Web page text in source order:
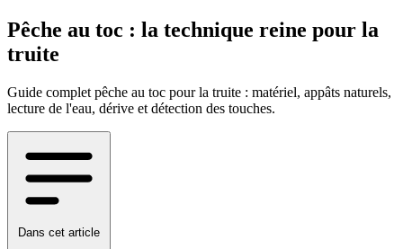
Pêche au toc : la technique reine pour la
truite
Guide complet pêche au toc pour la truite : matériel, appâts naturels,
lecture de l'eau, dérive et détection des touches.
Dans cet article